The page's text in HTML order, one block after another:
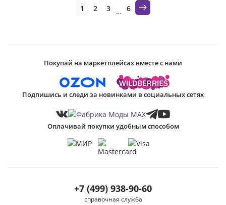
1 2 3 … 6
+7 (499) 938-90-60
справочная служба
Покупай на маркетплейсах вместе с нами
Подпишись и следи за новинками в социальных сетях
Оплачивай покупки удобным способом